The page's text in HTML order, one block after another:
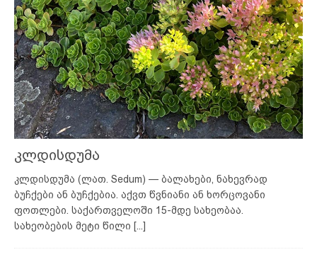
კლდისდუმა
კლდისდუმა (ლათ. Sedum) — ბალახები, ნახევრად
ბუჩქები ან ბუჩქებია. აქვთ წვნიანი ან ხორცოვანი
ფოთლები. საქართველოში 15-მდე სახეობაა.
სახეობების მეტი წილი [...]